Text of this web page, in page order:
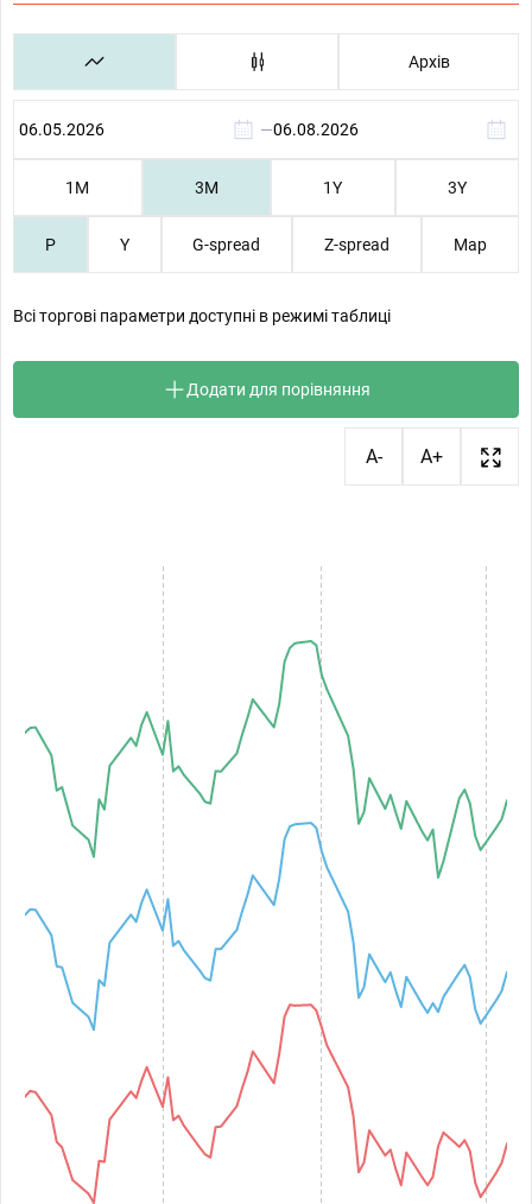
Архів
—
1М 3М 1Y 3Y
P Y G-spread Z-spread Map
Всі торгові параметри доступні в режимі таблиці
Додати для порівняння
A- A+